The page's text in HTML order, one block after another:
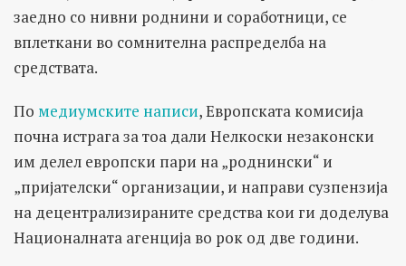
заедно со нивни роднини и соработници, се
вплеткани во сомнителна распределба на
средствата.
По медиумските написи, Европската комисија
почна истрага за тоа дали Нелкоски незаконски
им делел европски пари на „роднински“ и
„пријателски“ организации, и направи сузпензија
на децентрализираните средства кои ги доделува
Националната агенција во рок од две години.